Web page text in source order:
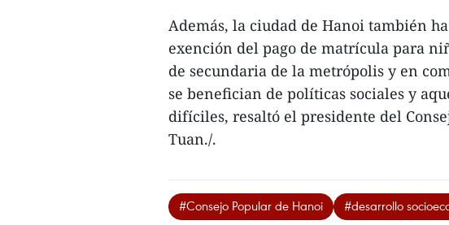
Además, la ciudad de Hanoi también
exención del pago de matrícula para
de secundaria de la metrópolis y en
se benefician de políticas sociales y
difíciles, resaltó el presidente del
Tuan./.
#Consejo Popular de Hanoi #desarrollo